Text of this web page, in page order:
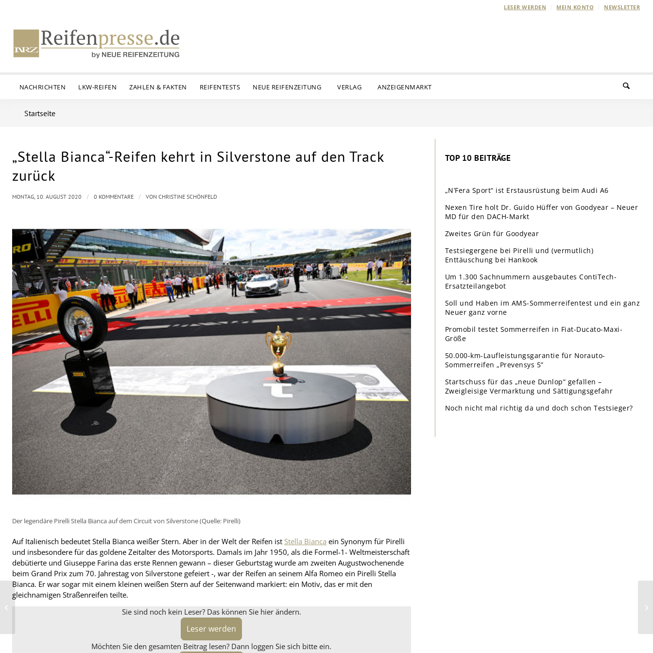
LESER WERDEN MEIN KONTO NEWSLETTER
NACHRICHTEN LKW-REIFEN ZAHLEN & FAKTEN REIFENTESTS NEUE REIFENZEITUNG VERLAG ANZEIGENMARKT
Startseite
„Stella Bianca“-Reifen kehrt in Silverstone auf den Track
zurück
Der legendäre Pirelli Stella Bianca auf dem Circuit von Silverstone (Quelle: Pirelli)
Auf Italienisch bedeutet Stella Bianca weißer Stern. Aber in der Welt der Reifen ist Stella Bianca ein Synonym für Pirelli
und insbesondere für das goldene Zeitalter des Motorsports. Damals im Jahr 1950, als die Formel-1- Weltmeisterschaft
debütierte und Giuseppe Farina das erste Rennen gewann – dieser Geburtstag wurde am zweiten Augustwochenende
beim Grand Prix zum 70. Jahrestag von Silverstone gefeiert -, war der Reifen an seinem Alfa Romeo ein Pirelli Stella
Bianca. Er war sogar mit einem kleinen weißen Stern auf der Seitenwand markiert: ein Motiv, das er mit den
gleichnamigen Straßenreifen teilte.
Sie sind noch kein Leser? Das können Sie hier ändern.
Leser werden
Möchten Sie den gesamten Beitrag lesen? Dann loggen Sie sich bitte ein.
MONTAG, 10. AUGUST 2020 / 0 KOMMENTARE / VON CHRISTINE SCHÖNFELD
TOP 10 BEITRÄGE
„N’Fera Sport“ ist Erstausrüstung beim Audi A6
Nexen Tire holt Dr. Guido Hüffer von Goodyear – Neuer
MD für den DACH-Markt
Zweites Grün für Goodyear
Testsiegergene bei Pirelli und (vermutlich)
Enttäuschung bei Hankook
Um 1.300 Sachnummern ausgebautes ContiTech-
Ersatzteilangebot
Soll und Haben im AMS-Sommerreifentest und ein ganz
Neuer ganz vorne
Promobil testet Sommerreifen in Fiat-Ducato-Maxi-
Größe
50.000-km-Laufleistungsgarantie für Norauto-
Sommerreifen „Prevensys 5”
Startschuss für das „neue Dunlop“ gefallen –
Zweigleisige Vermarktung und Sättigungsgefahr
Noch nicht mal richtig da und doch schon Testsieger?
„Männerüberhang“